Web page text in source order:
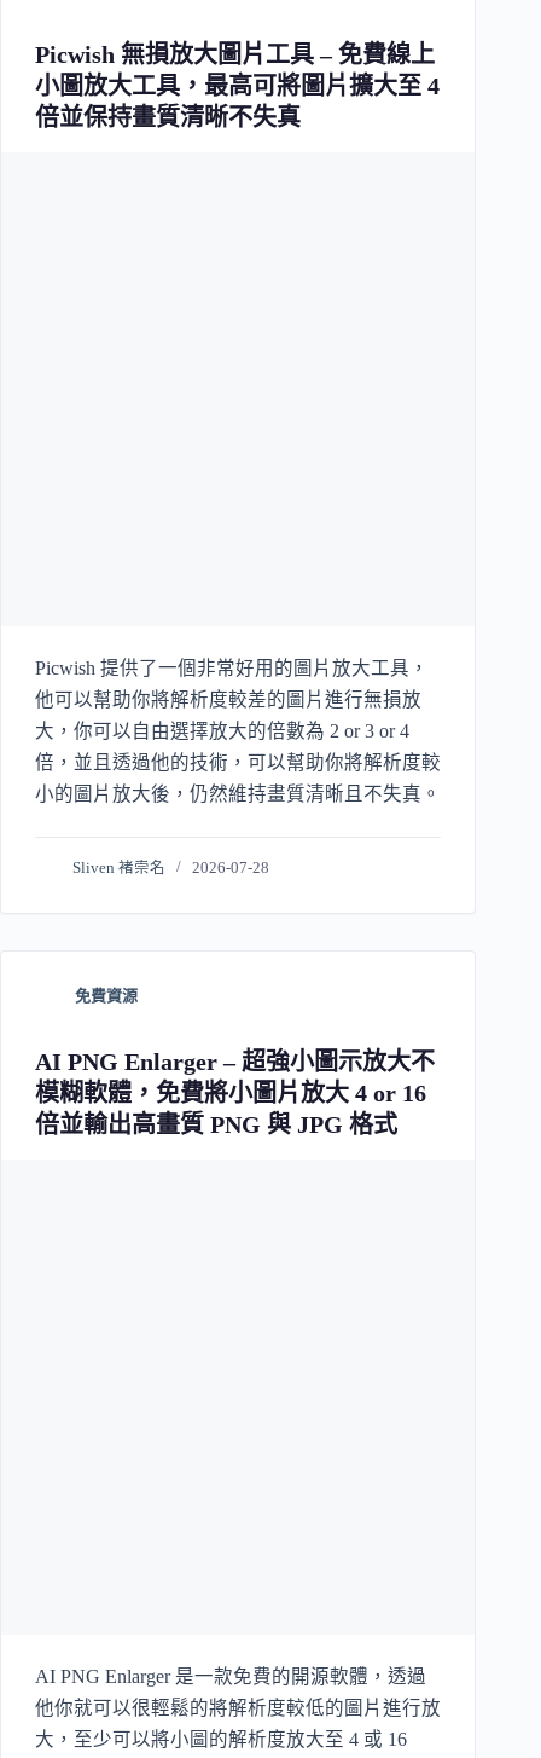
Picwish 無損放大圖片工具 – 免費線上
小圖放大工具，最高可將圖片擴大至 4
倍並保持畫質清晰不失真
Picwish 提供了一個非常好用的圖片放大工具，
他可以幫助你將解析度較差的圖片進行無損放
大，你可以自由選擇放大的倍數為 2 or 3 or 4
倍，並且透過他的技術，可以幫助你將解析度較
小的圖片放大後，仍然維持畫質清晰且不失真。
Sliven 褚崇名 2026-07-28
免費資源
AI PNG Enlarger – 超強小圖示放大不
模糊軟體，免費將小圖片放大 4 or 16
倍並輸出高畫質 PNG 與 JPG 格式
AI PNG Enlarger 是一款免費的開源軟體，透過
他你就可以很輕鬆的將解析度較低的圖片進行放
大，至少可以將小圖的解析度放大至 4 或 16